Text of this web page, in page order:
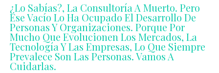
¿Lo Sabías?, La Consultoría A Muerto. Pero
Ese Vacío Lo Ha Ocupado El Desarrollo De
Personas Y Organizaciones. Porque Por
Mucho Que Evolucionen Los Mercados, La
Tecnología Y Las Empresas, Lo Que Siempre
Prevalece Son Las Personas. Vamos A
Cuidarlas.